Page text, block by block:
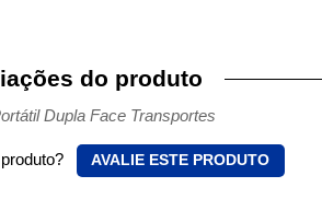
do produto
Dupla Face Transportes
AVALIE ESTE PRODUTO